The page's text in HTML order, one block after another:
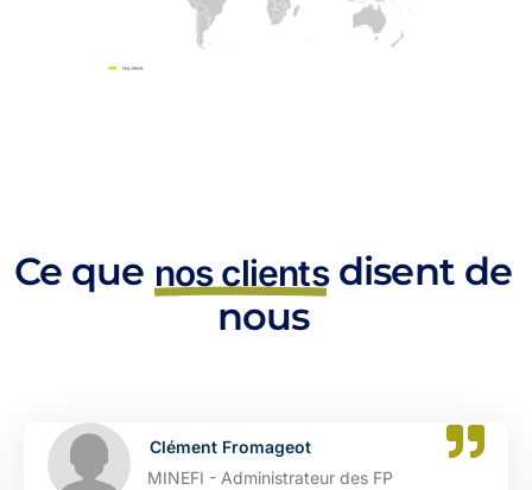
Ce que nos clientsdisent de
nous
Fromageot
- Administrateur des FP